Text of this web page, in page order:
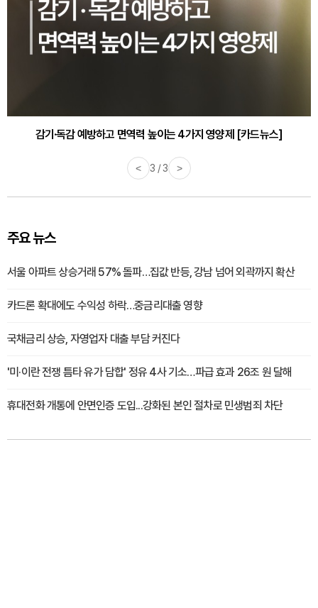
감기·독감 예방하고 면역력 높이는 4가지 영양제 [카드뉴스]
< 3 / 3 >
주요 뉴스
서울 아파트 상승거래 57% 돌파…집값 반등, 강남 넘어 외곽까지 확산
카드론 확대에도 수익성 하락…중금리대출 영향
국채금리 상승, 자영업자 대출 부담 커진다
'미·이란 전쟁 틈타 유가 담합' 정유 4사 기소…파급 효과 26조 원 달해
휴대전화 개통에 안면인증 도입...강화된 본인 절차로 민생범죄 차단